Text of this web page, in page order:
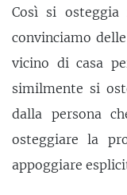
Così si
convinciamo
vicino di casa
similmente si
dalla persona
osteggiare la
appoggiare